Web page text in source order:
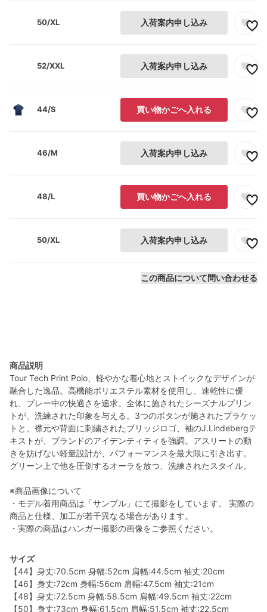
50/XL 入荷案内申し込み
52/XXL 入荷案内申し込み
44/S 買い物かごへ入れる
46/M 入荷案内申し込み
48/L 買い物かごへ入れる
50/XL 入荷案内申し込み
この商品について問い合わせる
商品説明
Tour Tech Print Polo、軽やかな着心地とストイックなデザインが
融合した逸品。高機能ポリエステル素材を使用し、速乾性に優
れ、プレー中の快適さを追求。全体に施されたシーズナルプリン
トが、洗練された印象を与える。3つのボタンが施されたプラケッ
トと、襟元や背面に刺繍されたブリッジロゴ、袖のJ.Lindebergテ
キストが、ブランドのアイデンティティを強調。アスリートの動
きを妨げない軽量設計が、パフォーマンスを最大限に引き出す。
グリーン上で他を圧倒するオーラを放つ、洗練されたスタイル。
※商品画像について
・モデル着用商品は「サンプル」にて撮影をしています。 実際の
商品と仕様、加工が若干異なる場合があります。
・実際の商品はハンガー撮影の画像をご参照ください。
サイズ
【44】身丈:70.5cm 身幅:52cm 肩幅:44.5cm 袖丈:20cm
【46】身丈:72cm 身幅:56cm 肩幅:47.5cm 袖丈:21cm
【48】身丈:72.5cm 身幅:58.5cm 肩幅:49.5cm 袖丈:22cm
【50】身丈:73cm 身幅:61.5cm 肩幅:51.5cm 袖丈:22.5cm